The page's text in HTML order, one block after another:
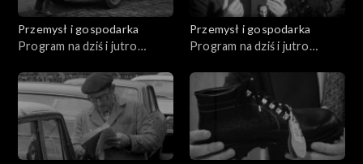
Przemysł i gospodarka
Program na dziś i jutro
Przemysł i gospodarka
Program na dziś i jutro